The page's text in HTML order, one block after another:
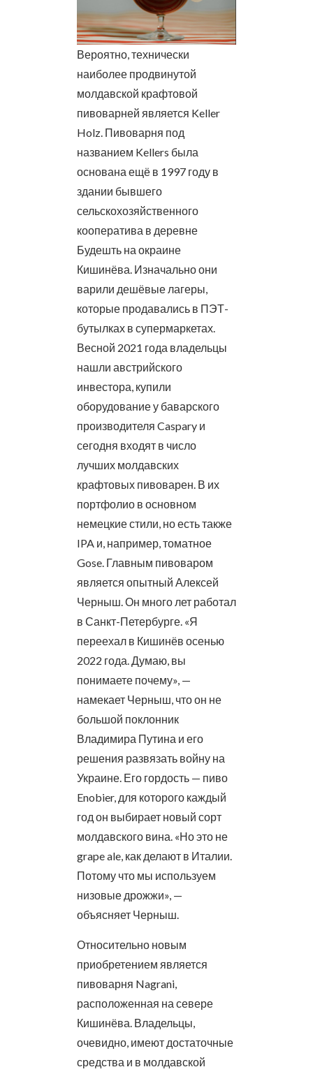
Вероятно, технически
наиболее продвинутой
молдавской крафтовой
пивоварней является Keller
Holz. Пивоварня под
названием Kellers была
основана ещё в 1997 году в
здании бывшего
сельскохозяйственного
кооператива в деревне
Будешть на окраине
Кишинёва. Изначально они
варили дешёвые лагеры,
которые продавались в ПЭТ-
бутылках в супермаркетах.
Весной 2021 года владельцы
нашли австрийского
инвестора, купили
оборудование у баварского
производителя Caspary и
сегодня входят в число
лучших молдавских
крафтовых пивоварен. В их
портфолио в основном
немецкие стили, но есть также
IPA и, например, томатное
Gose. Главным пивоваром
является опытный Алексей
Черныш. Он много лет работал
в Санкт-Петербурге. «Я
переехал в Кишинёв осенью
2022 года. Думаю, вы
понимаете почему», —
намекает Черныш, что он не
большой поклонник
Владимира Путина и его
решения развязать войну на
Украине. Его гордость — пиво
Enobier, для которого каждый
год он выбирает новый сорт
молдавского вина. «Но это не
grape ale, как делают в Италии.
Потому что мы используем
низовые дрожжи», —
объясняет Черныш.
Относительно новым
приобретением является
пивоварня Nagrani,
расположенная на севере
Кишинёва. Владельцы,
очевидно, имеют достаточные
средства и в молдавской